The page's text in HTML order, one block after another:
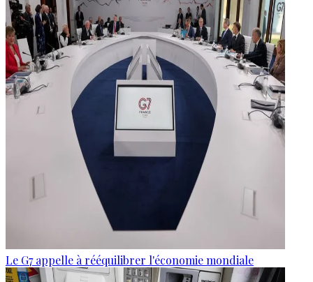
Le G7 appelle à rééquilibrer l'économie mondiale